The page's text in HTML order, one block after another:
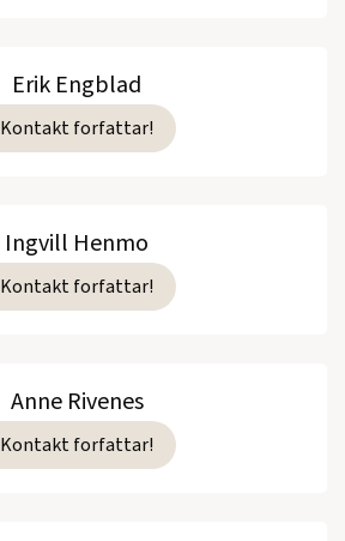
Erik Engblad
Kontakt forfattar!
Ingvill Henmo
Kontakt forfattar!
Anne Rivenes
Kontakt forfattar!